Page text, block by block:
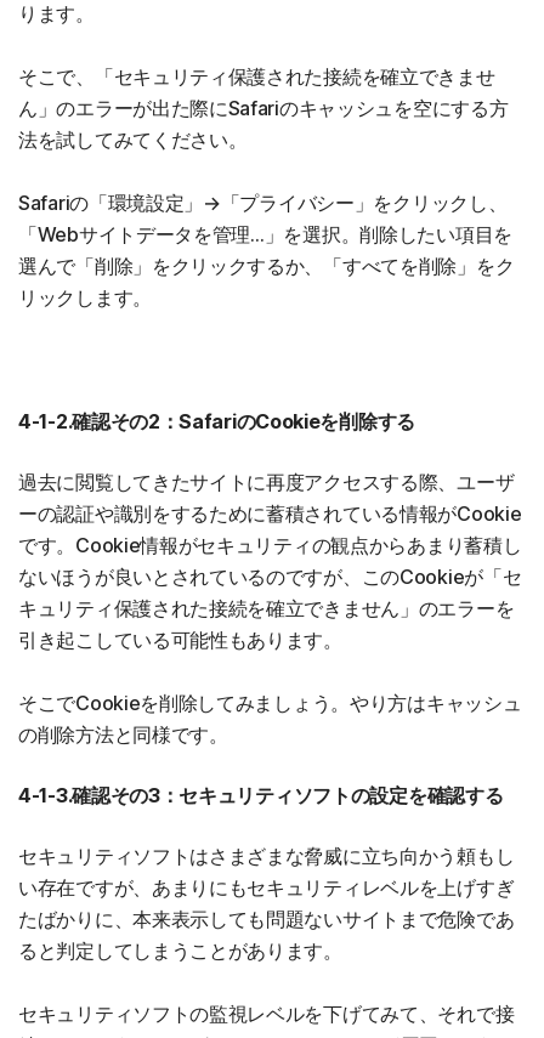
ります。
そこで、「セキュリティ保護された接続を確立できませ
ん」のエラーが出た際にSafariのキャッシュを空にする方
法を試してみてください。
Safariの「環境設定」→「プライバシー」をクリックし、
「Webサイトデータを管理…」を選択。削除したい項目を
選んで「削除」をクリックするか、「すべてを削除」をク
リックします。
4-1-2.確認その2：SafariのCookieを削除する
過去に閲覧してきたサイトに再度アクセスする際、ユーザ
ーの認証や識別をするために蓄積されている情報がCookie
です。Cookie情報がセキュリティの観点からあまり蓄積し
ないほうが良いとされているのですが、このCookieが「セ
キュリティ保護された接続を確立できません」のエラーを
引き起こしている可能性もあります。
そこでCookieを削除してみましょう。やり方はキャッシュ
の削除方法と同様です。
4-1-3.確認その3：セキュリティソフトの設定を確認する
セキュリティソフトはさまざまな脅威に立ち向かう頼もし
い存在ですが、あまりにもセキュリティレベルを上げすぎ
たばかりに、本来表示しても問題ないサイトまで危険であ
ると判定してしまうことがあります。
セキュリティソフトの監視レベルを下げてみて、それで接